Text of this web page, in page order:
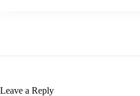
Leave a Reply